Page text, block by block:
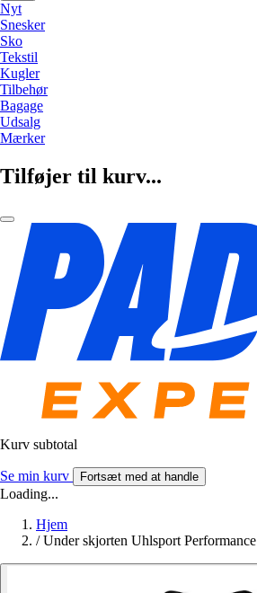
Nyt
Snesker
Sko
Tekstil
Kugler
Tilbehør
Bagage
Udsalg
Mærker
Tilføjer til kurv...
Kurv subtotal
Se min kurv Fortsæt med at handle
Loading...
Hjem
/ Under skjorten Uhlsport Performance